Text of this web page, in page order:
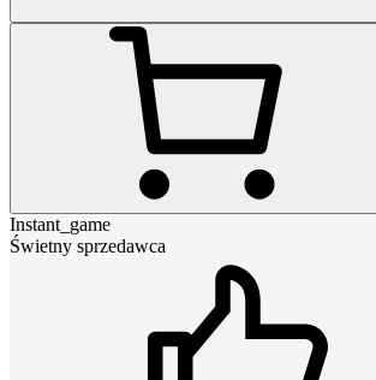
Instant_game
Świetny sprzedawca